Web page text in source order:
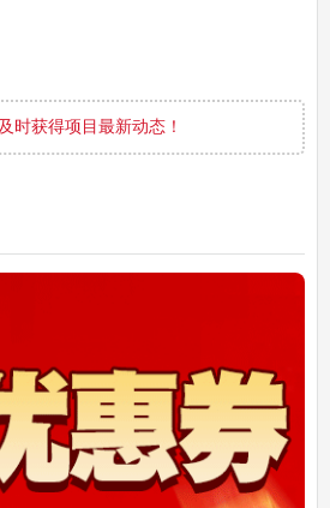
时获得项目最新动态！